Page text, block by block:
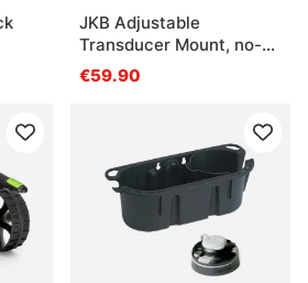
JKB Adjustable
Transducer Mount, no-
drill
€59.90